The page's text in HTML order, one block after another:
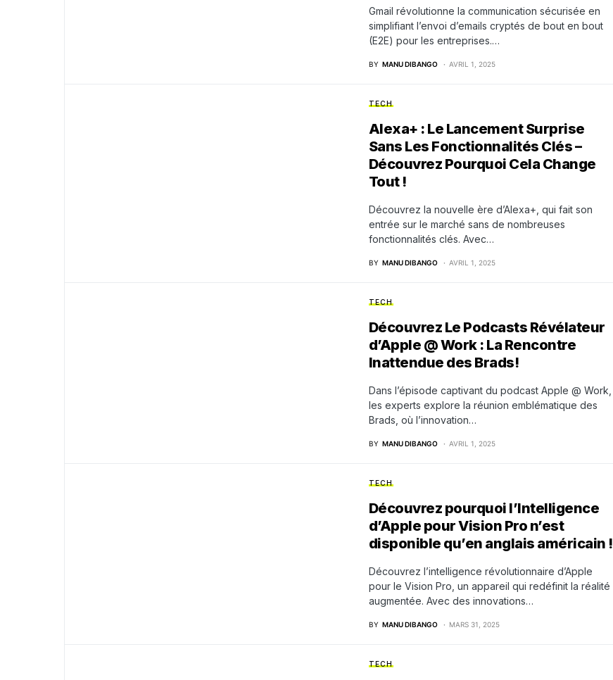
Gmail révolutionne la communication sécurisée en
simplifiant l’envoi d’emails cryptés de bout en bout
(E2E) pour les entreprises.…
BY MANU DIBANGO AVRIL 1, 2025
TECH
Alexa+ : Le Lancement Surprise
Sans Les Fonctionnalités Clés –
Découvrez Pourquoi Cela Change
Tout !
Découvrez la nouvelle ère d’Alexa+, qui fait son
entrée sur le marché sans de nombreuses
fonctionnalités clés. Avec…
BY MANU DIBANGO AVRIL 1, 2025
TECH
Découvrez Le Podcasts Révélateur
d’Apple @ Work : La Rencontre
Inattendue des Brads!
Dans l’épisode captivant du podcast Apple @ Work,
les experts explore la réunion emblématique des
Brads, où l’innovation…
BY MANU DIBANGO AVRIL 1, 2025
TECH
Découvrez pourquoi l’Intelligence
d’Apple pour Vision Pro n’est
disponible qu’en anglais américain !
Découvrez l’intelligence révolutionnaire d’Apple
pour le Vision Pro, un appareil qui redéfinit la réalité
augmentée. Avec des innovations…
BY MANU DIBANGO MARS 31, 2025
TECH